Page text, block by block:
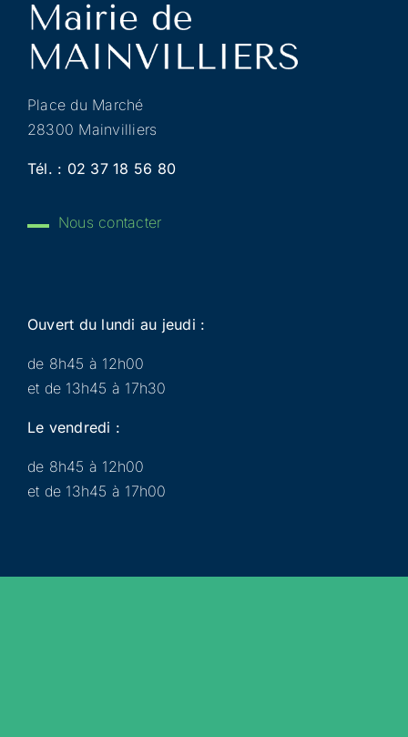
Place du Marché
28300 Mainvilliers
Tél. : 02 37 18 56 80
Nous contacter
Ouvert du lundi au jeudi :
de 8h45 à 12h00
et de 13h45 à 17h30
Le vendredi :
de 8h45 à 12h00
et de 13h45 à 17h00